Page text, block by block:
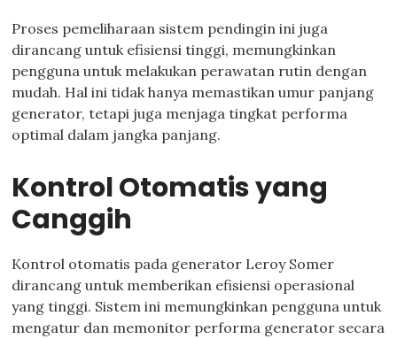
Proses pemeliharaan sistem pendingin ini juga
dirancang untuk efisiensi tinggi, memungkinkan
pengguna untuk melakukan perawatan rutin dengan
mudah. Hal ini tidak hanya memastikan umur panjang
generator, tetapi juga menjaga tingkat performa
optimal dalam jangka panjang.
Kontrol Otomatis yang
Canggih
Kontrol otomatis pada generator Leroy Somer
dirancang untuk memberikan efisiensi operasional
yang tinggi. Sistem ini memungkinkan pengguna untuk
mengatur dan memonitor performa generator secara